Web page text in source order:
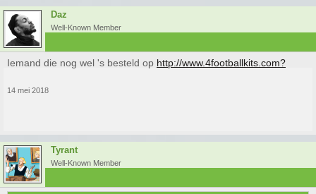
Daz
Well-Known Member
Iemand die nog wel 's besteld op http://www.4footballkits.com?
14 mei 2018
Tyrant
Well-Known Member